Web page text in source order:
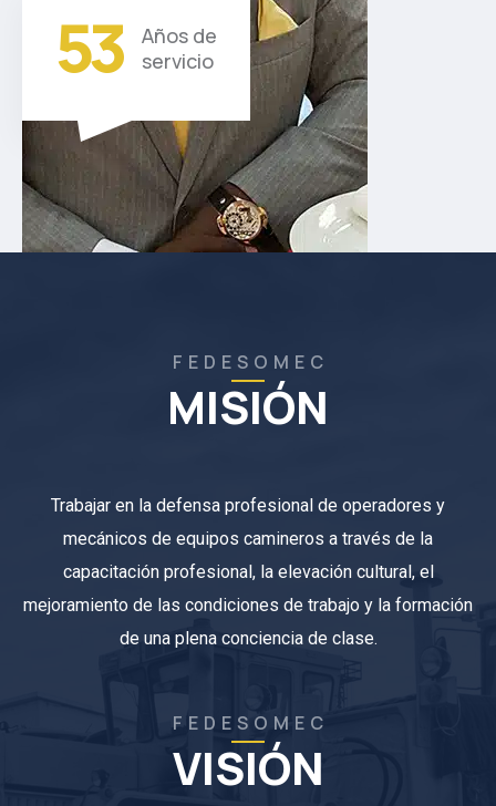
53
Años de
servicio
F E D E S O M E C
MISIÓN
Trabajar en la defensa profesional de operadores y
mecánicos de equipos camineros a través de la
capacitación profesional, la elevación cultural, el
mejoramiento de las condiciones de trabajo y la formación
de una plena conciencia de clase.
F E D E S O M E C
VISIÓN